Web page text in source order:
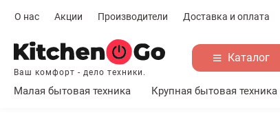
О нас Акции Производители Доставка и оплата
Ваш комфорт - дело техники.
Каталог
Малая бытовая техника Крупная бытовая техника